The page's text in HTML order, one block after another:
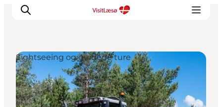
Sightseeing og guidede ture